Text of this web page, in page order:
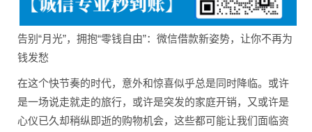
告别“月光”，拥抱“零钱自由”：微信借款新姿势，让你不再为
钱发愁
在这个快节奏的时代，意外和惊喜似乎总是同时降临。或许
是一场说走就走的旅行，或许是突发的家庭开销，又或许是
心仪已久却稍纵即逝的购物机会，这些都可能让我们面临资